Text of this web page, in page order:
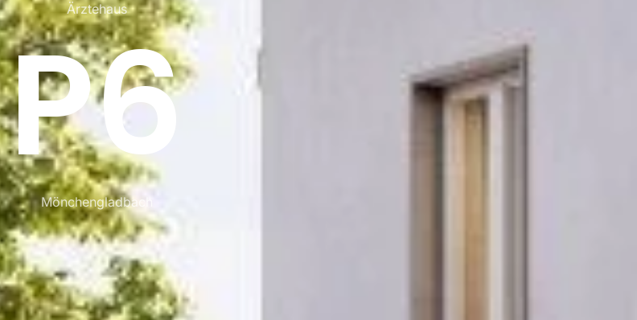
Ärztehaus
P6
Mönchengladbach